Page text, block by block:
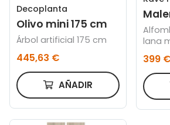
Decoplanta
Olivo mini 175 cm
Árbol artificial 175 cm
445,63 €
AÑADIR
lana
cm
399 €